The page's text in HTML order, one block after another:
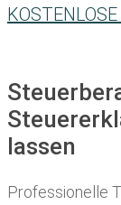
lassen
Professionelle